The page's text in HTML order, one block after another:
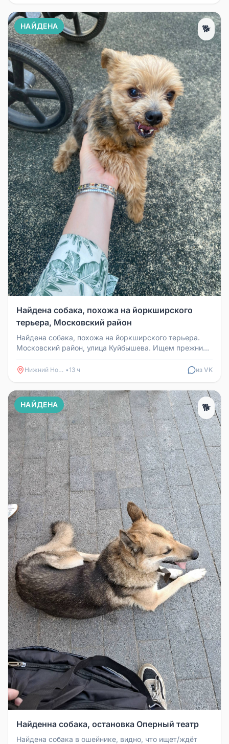
НАЙДЕНА 🐕
Найдена собака, похожа на йоркширского
терьера, Московский район
Найдена собака, похожа на йоркширского терьера.
Московский район, улица Куйбышева. Ищем прежних
Нижний Новгород •13 ч из VK
НАЙДЕНА 🐕
Найденна собака, остановка Оперный театр
Найдена собака в ошейнике, видно, что ищет/ждёт